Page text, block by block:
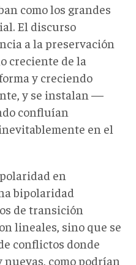
como los grandes
El discurso
a la preservación
creciente de la
y creciendo
y se instalan —
confluían
en el
en
bipolaridad
de transición
lineales, sino que se
conflictos donde
como podrían